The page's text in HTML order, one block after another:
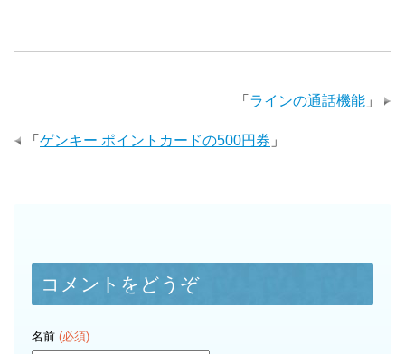
「 ラインの通話機能 」
「 ゲンキー ポイントカードの500円券 」
コメントをどうぞ
名前 (必須)